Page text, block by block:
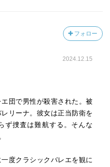
けることへの迷いを抱えて
緒の踊りに宿る孤独と美し
眠りの森の中で迷い続けて
だ加賀の若き日の姿を鮮や
フォロー
2024.12.15
団で男性が殺害された。被
リーナ。彼女は正当防衛を
ず捜査は難航する。そんな
度クラシックバレエを観に